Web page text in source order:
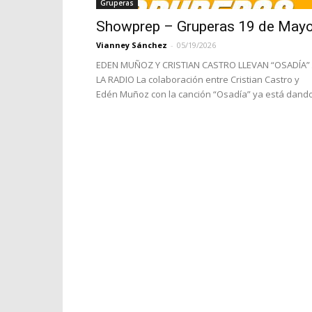
Gruperas
Showprep – Gruperas 19 de
Vianney Sánchez - 05/19/2026
EDEN MUÑOZ Y CRISTIAN CASTRO LLEVAN “OSADÍA”
LA RADIO La colaboración entre Cristian Castro y
Edén Muñoz con la canción “Osadía” ya está